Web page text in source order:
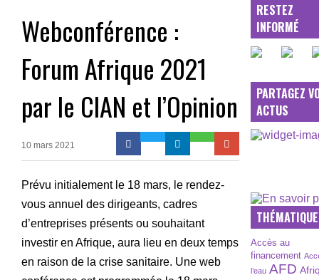
Webconférence :
Forum Afrique 2021
par le CIAN et l’Opinion
10 mars 2021
Prévu initialement le 18 mars, le rendez-
vous annuel des dirigeants, cadres
d’entreprises présents ou souhaitant
investir en Afrique, aura lieu en deux temps
en raison de la crise sanitaire. Une web
RESTEZ
INFORMÉ
PARTAGEZ
ACTUS
Accès au
financement
l’eau AFD